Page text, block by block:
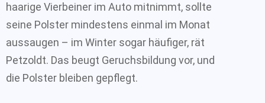
haarige Vierbeiner im Auto mitnimmt, sollte
seine Polster mindestens einmal im Monat
aussaugen – im Winter sogar häufiger, rät
Petzoldt. Das beugt Geruchsbildung vor, und
die Polster bleiben gepflegt.